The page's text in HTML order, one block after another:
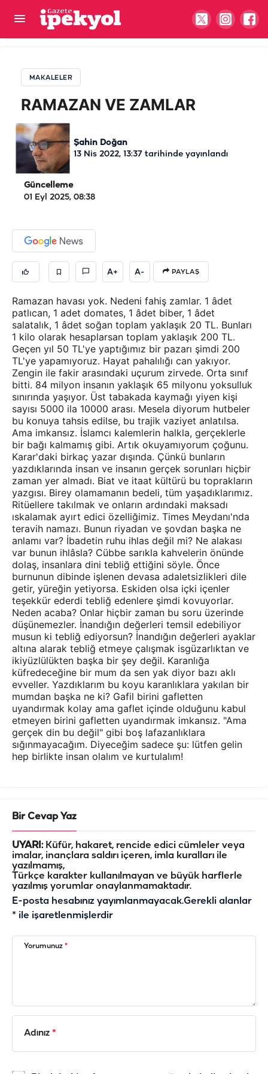
MAKALELER
RAMAZAN VE ZAMLAR
Şahin Doğan
13 Nis 2022, 13:37 tarihinde yayınlandı
Güncelleme
01 Eyl 2025, 08:38
A+ A- PAYLAŞ
Ramazan havası yok. Nedeni fahiş zamlar. 1 âdet
patlıcan, 1 adet domates, 1 âdet biber, 1 âdet
salatalık, 1 âdet soğan toplam yaklaşık 20 TL. Bunları
1 kilo olarak hesaplarsan toplam yaklaşık 200 TL.
Geçen yıl 50 TL'ye yaptığımız bir pazarı şimdi 200
TL'ye yapamıyoruz. Hayat pahalılığı can yakıyor.
Zengin ile fakir arasındaki uçurum zirvede. Orta sınıf
bitti. 84 milyon insanın yaklaşık 65 milyonu yoksulluk
sınırında yaşıyor. Üst tabakada kaymağı yiyen kişi
sayısı 5000 ila 10000 arası. Mesela diyorum hutbeler
bu konuya tahsis edilse, bu trajik vaziyet anlatılsa.
Ama imkansız. İslamcı kalemlerin halkla, gerçeklerle
bir bağı kalmamış gibi. Artık okuyamıyorum çoğunu.
Karar'daki birkaç yazar dışında. Çünkü bunların
yazdıklarında insan ve insanın gerçek sorunları hiçbir
zaman yer almadı. Biat ve itaat kültürü bu toprakların
yazgısı. Birey olamamanın bedeli, tüm yaşadıklarımız.
Ritüellere takılmak ve onların ardındaki maksadı
ıskalamak ayırt edici özelliğimiz. Times Meydanı'nda
teravih namazı. Bunun riyadan ve şovdan başka ne
anlamı var? İbadetin ruhu ihlas değil mi? Ne alakası
var bunun ihlâsla? Cübbe sarıkla kahvelerin önünde
dolaş, insanlara dini tebliğ ettiğini söyle. Önce
burnunun dibinde işlenen devasa adaletsizlikleri dile
getir, yüreğin yetiyorsa. Eskiden olsa içki içenler
teşekkür ederdi tebliğ edenlere şimdi kovuyorlar.
Neden acaba? Onlar hiçbir zaman bu soru üzerinde
düşünemezler. İnandığın değerleri temsil edebiliyor
musun ki tebliğ ediyorsun? İnandığın değerleri ayaklar
altına alarak tebliğ etmeye çalışmak isgüzarlıktan ve
ikiyüzlülükten başka bir şey değil. Karanlığa
küfredeceğine bir mum da sen yak diyor bazı aklı
evveller. Yazdıklarım bu koyu karanlıklara yakılan bir
mumdan başka ne ki? Gafil birini gafletten
uyandırmak kolay ama gaflet içinde olduğunu kabul
etmeyen birini gafletten uyandırmak imkansız. "Ama
gerçek din bu değil" gibi boş lafazanlıklara
sığınmayacağım. Diyeceğim sadece şu: lütfen gelin
hep birlikte insan olalım ve kurtulalım!
RAMAZAN VE ZAMLAR
Bir Cevap Yaz
UYARI:Küfür, hakaret, rencide edici cümleler veya
imalar, inançlara saldırı içeren, imla kuralları ile
yazılmamış,
Türkçe karakter kullanılmayan ve büyük harflerle
yazılmış yorumlar onaylanmamaktadır.
E-posta hesabınız yayımlanmayacak.Gerekli alanlar
* ile işaretlenmişlerdir
Yorumunuz *
Adınız *